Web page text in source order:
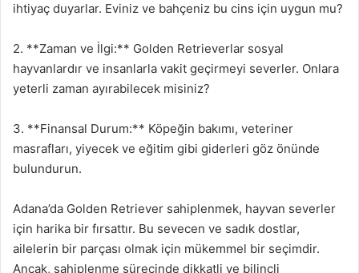
ihtiyaç duyarlar. Eviniz ve bahçeniz bu cins için uygun mu?
2. **Zaman ve İlgi:** Golden Retrieverlar sosyal
hayvanlardır ve insanlarla vakit geçirmeyi severler. Onlara
yeterli zaman ayırabilecek misiniz?
3. **Finansal Durum:** Köpeğin bakımı, veteriner
masrafları, yiyecek ve eğitim gibi giderleri göz önünde
bulundurun.
Adana’da Golden Retriever sahiplenmek, hayvan severler
için harika bir fırsattır. Bu sevecen ve sadık dostlar,
ailelerin bir parçası olmak için mükemmel bir seçimdir.
Ancak, sahiplenme sürecinde dikkatli ve bilinçli